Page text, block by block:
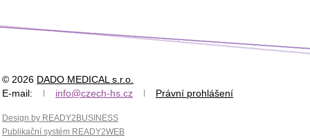
© 2026 DADO MEDICAL s.r.o.
E-mail:
info@czech-hs.cz Právní prohlášení
Design by READY2BUSINESS
Publikační systém READY2WEB